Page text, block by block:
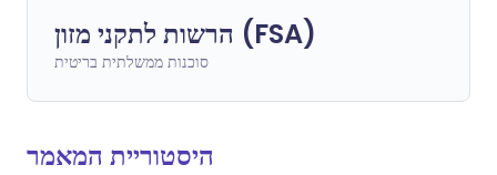
הרשות לתקני מזון (FSA)
סוכנות ממשלתית בריטית
היסטוריית המאמר